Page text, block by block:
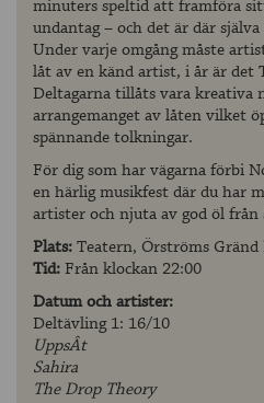
minuters speltid att framföra
undantag – och det är där
Under varje omgång måste
låt av en känd artist, i år är det
Deltagarna tillåts vara kreativa
arrangemanget av låten vilket
spännande tolkningar.
För dig som har vägarna förbi
en härlig musikfest där du har
artister och njuta av god öl
Plats:Teatern, Örströms
Tid:Från klockan 22:00
Datum och artister:
Deltävling 1: 16/10
UppsÂt
Sahira
The Drop Theory